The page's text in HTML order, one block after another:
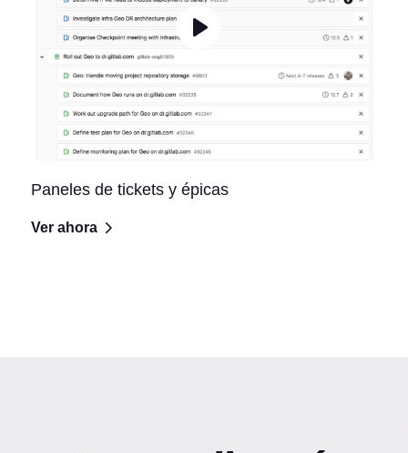
Paneles de tickets y épicas
Ver ahora